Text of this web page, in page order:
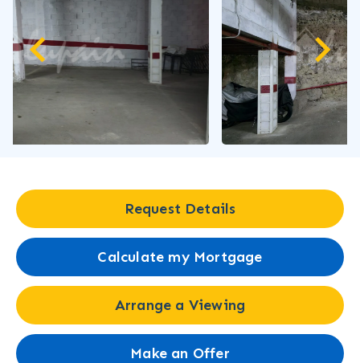
Request Details
Calculate my Mortgage
Arrange a Viewing
Make an Offer